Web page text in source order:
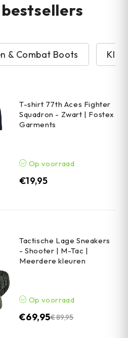
& Combat Boots
T-shirt 77th Aces Fighter
Squadron - Zwart | Fostex
Garments
Op voorraad
€19,95
Tactische Lage Sneakers
- Shooter | M-Tac |
Meerdere kleuren
Op voorraad
€89,95
€69,95